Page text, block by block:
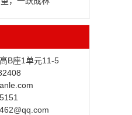
B座1单元11-5